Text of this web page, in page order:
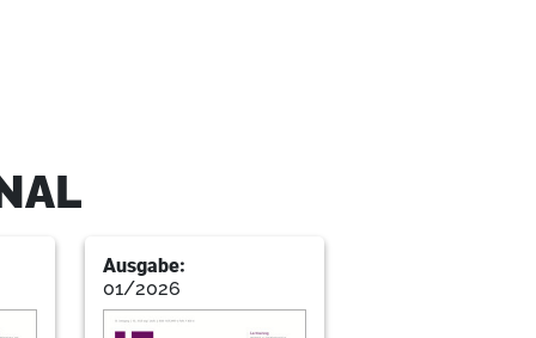
Ausgabe:
01/2026